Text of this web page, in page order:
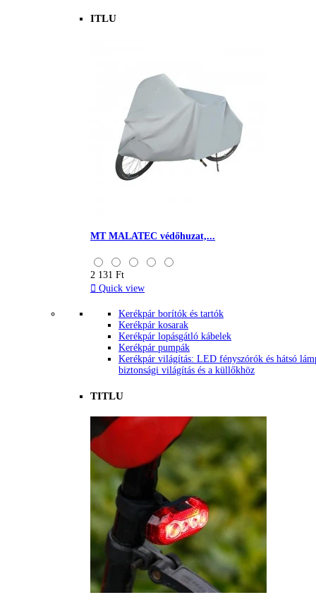
ITLU
MT MALATEC védőhuzat,...
2 131 Ft
 Quick view
Kerékpár borítók és tartók
Kerékpár kosarak
Kerékpár lopásgátló kábelek
Kerékpár pumpák
Kerékpár világítás: LED fényszórók és hátsó
biztonsági világítás és a küllőkhöz
TITLU